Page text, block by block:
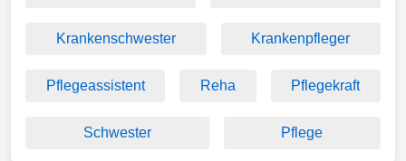
Krankenschwester Krankenpfleger
Pflegeassistent Reha Pflegekraft
Schwester Pflege